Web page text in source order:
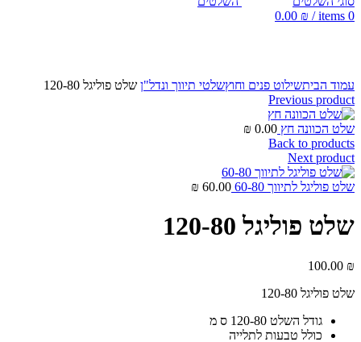
0
items
/
0.00 ₪
עמוד הביתשילוט פנים וחוץשלטי תיווך ונדל"ן שלט פוליגל 120-80
Previous product
שלט הכוונה חץ 0.00
₪
Back to products
Next product
שלט פוליגל לתיווך 60-80 60.00
₪
שלט פוליגל 120-80
100.00 ₪
שלט פוליגל 120-80
גודל השלט 120-80 ס מ
כולל טבעות לתלייה